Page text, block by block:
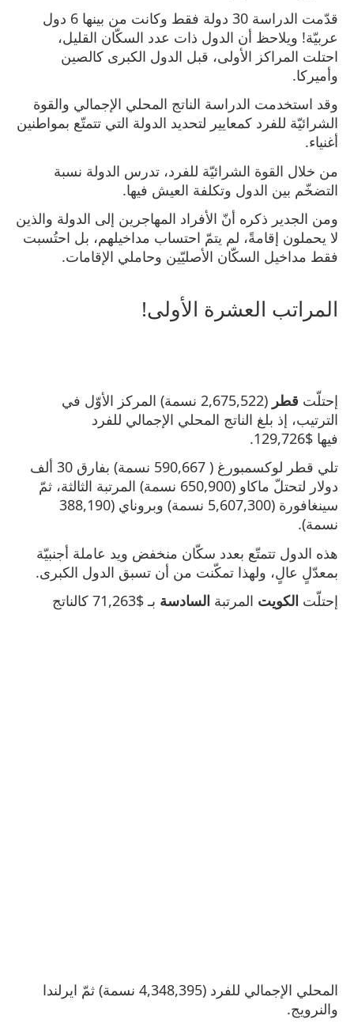
قدّمت الدراسة 30 دولة فقط وكانت من بينها 6 دول
عربيّة! ويلاحظ أن الدول ذات عدد السكّان القليل،
احتلت المراكز الأولى، قبل الدول الكبرى كالصين
وأميركا.
وقد استخدمت الدراسة الناتج المحلي الإجمالي والقوة
الشرائيّة للفرد كمعايير لتحديد الدولة التي تتمتّع بمواطنين
أغنياء.
من خلال القوة الشرائيّة للفرد، تدرس الدولة نسبة
التضخّم بين الدول وتكلفة العيش فيها.
ومن الجدير ذكره أنّ الأفراد المهاجرين إلى الدولة والذين
لا يحملون إقامةً، لم يتمّ احتساب مداخيلهم، بل احتُسبت
فقط مداخيل السكّان الأصليّين وحاملي الإقامات.
المراتب العشرة الأولى!
إحتلّت قطر
(2,675,522 نسمة) المركز الأوّل في
الترتيب، إذ بلغ الناتج المحلي الإجمالي للفرد
فيها $129,726.
تلي قطر لوكسمبورغ ( 590,667 نسمة) بفارق 30 ألف
دولار لتحتلّ ماكاو (650,900 نسمة) المرتبة الثالثة، ثمّ
سينغافورة (5,607,300 نسمة) وبروناي (388,190
نسمة).
هذه الدول تتمتّع بعدد سكّان منخفض ويد عاملة أجنبيّة
بمعدّلٍ عالٍ، ولهذا تمكّنت من أن تسبق الدول الكبرى.
إحتلّت الكويت المرتبة السادسة بـ $71,263 كالناتج
المحلي الإجمالي للفرد (4,348,395 نسمة) ثمّ ايرلندا
والنرويج.